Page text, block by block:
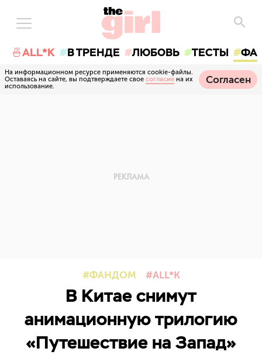
🍜ALL*K В ТРЕНДЕ ЛЮБОВЬ ТЕСТЫ
На информационном ресурсе применяются cookie-файлы.
Оставаясь на сайте, вы подтверждаете свое согласие на их
использование.
Согласен
ФАНДОМ ALL*K
В Китае снимут
анимационную трилогию
«Путешествие на Запад»